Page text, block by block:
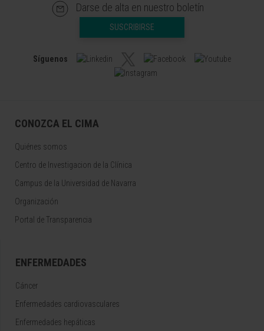
Darse de alta en nuestro boletín
SUSCRIBIRSE
Síguenos
CONOZCA EL CIMA
Quiénes somos
Centro de Investigacion de la Clínica
Campus de la Universidad de Navarra
Organización
Portal de Transparencia
ENFERMEDADES
Cáncer
Enfermedades cardiovasculares
Enfermedades hepáticas